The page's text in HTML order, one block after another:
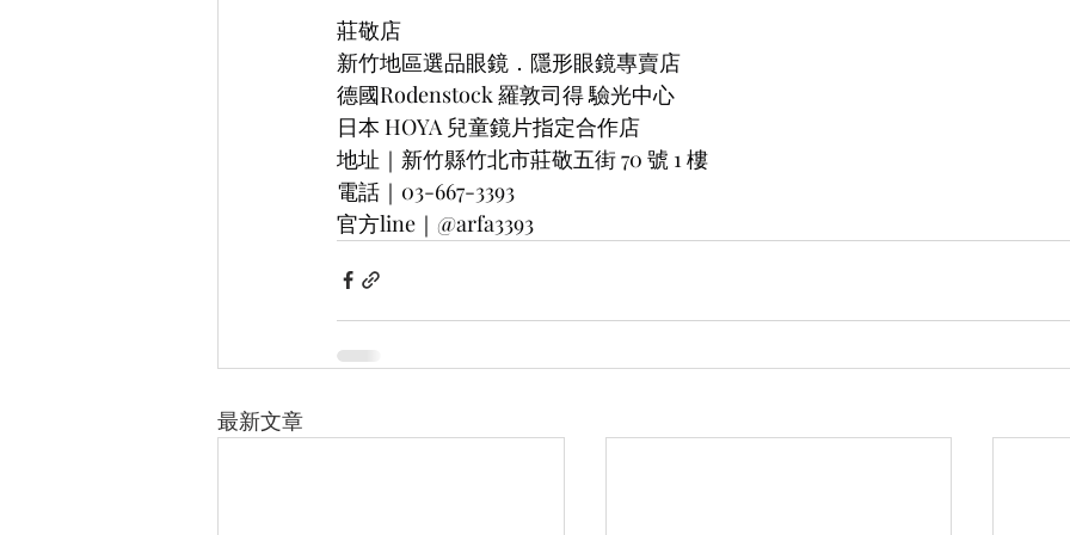
莊敬店
新竹地區選品眼鏡．隱形眼鏡專賣店
德國Rodenstock 羅敦司得 驗光中心
日本 HOYA 兒童鏡片指定合作店
地址｜新竹縣竹北市莊敬五街 70 號 1 樓
電話｜03-667-3393
官方line｜@arfa3393
最新文章